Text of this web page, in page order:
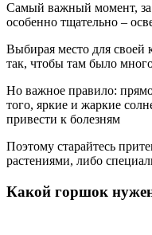
Самый важный момент, за
особенно тщательно –
Выбирая место для своей
так, чтобы там было
Но важное правило:
того, яркие и жаркие
привести к болезням
Поэтому старайтесь
растениями, либо
Какой горшок